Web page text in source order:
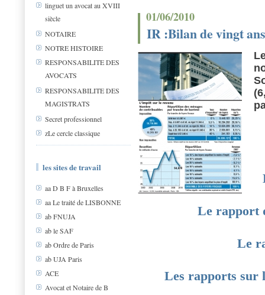
linguet un avocat au XVIII
siècle
NOTAIRE
NOTRE HISTOIRE
RESPONSABILITE DES
AVOCATS
RESPONSABILITE DES
MAGISTRATS
Secret professionnel
zLe cercle classique
les sites de travail
aa D B F à Bruxelles
aa Le traité de LISBONNE
ab FNUJA
ab le SAF
ab Ordre de Paris
ab UJA Paris
ACE
Avocat et Notaire de B
01/06/2010
IR :Bilan de vingt
Le rapport
Le
Les rapports sur